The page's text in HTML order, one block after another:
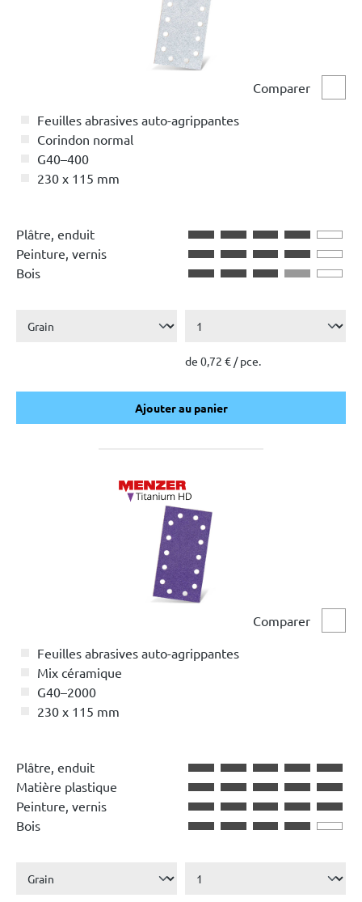
Comparer
Feuilles abrasives auto-agrippantes
Corindon normal
G40–400
230 x 115 mm
Plâtre, enduit
Peinture, vernis
Bois
de 0,72 € / pce.
Ajouter au panier
Ajouter au panier
Comparer
Feuilles abrasives auto-agrippantes
Mix céramique
G40–2000
230 x 115 mm
Plâtre, enduit
Matière plastique
Peinture, vernis
Bois